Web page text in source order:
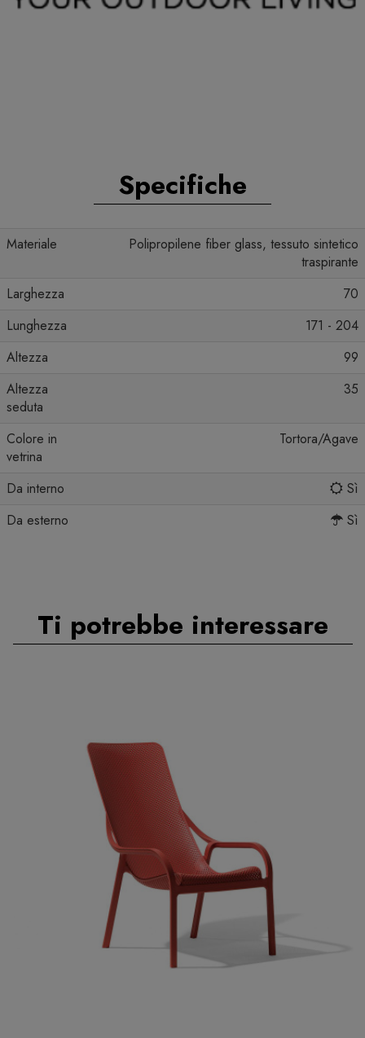
Specifiche
Materiale
Polipropilene fiber glass, tessuto sintetico
traspirante
Larghezza
70
Lunghezza
171 - 204
Altezza
99
Altezza
seduta
35
Colore in
vetrina
Tortora/Agave
Da interno
Sì
Da esterno
Sì
Ti potrebbe interessare